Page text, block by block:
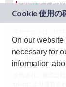
ドコモグループの新
規事業創出プログラ
ム「docomo
STARTUP」を通じ
On our
necessary for
information